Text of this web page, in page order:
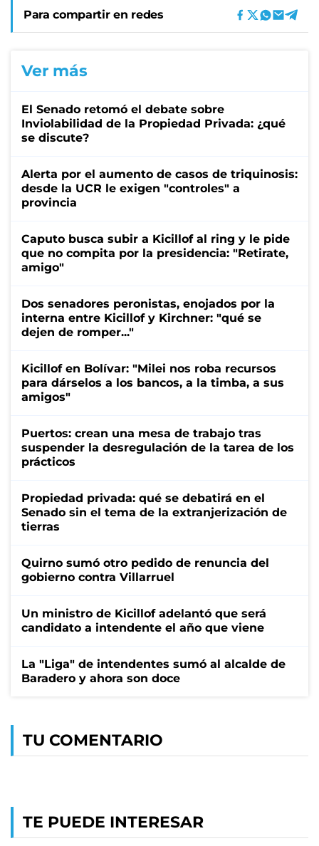
Para compartir en redes
Ver más
El Senado retomó el debate sobre
Inviolabilidad de la Propiedad Privada: ¿qué
se discute?
Alerta por el aumento de casos de triquinosis:
desde la UCR le exigen "controles" a
provincia
Caputo busca subir a Kicillof al ring y le pide
que no compita por la presidencia: "Retirate,
amigo"
Dos senadores peronistas, enojados por la
interna entre Kicillof y Kirchner: "qué se
dejen de romper..."
Kicillof en Bolívar: "Milei nos roba recursos
para dárselos a los bancos, a la timba, a sus
amigos"
Puertos: crean una mesa de trabajo tras
suspender la desregulación de la tarea de los
prácticos
Propiedad privada: qué se debatirá en el
Senado sin el tema de la extranjerización de
tierras
Quirno sumó otro pedido de renuncia del
gobierno contra Villarruel
Un ministro de Kicillof adelantó que será
candidato a intendente el año que viene
La "Liga" de intendentes sumó al alcalde de
Baradero y ahora son doce
TU COMENTARIO
TE PUEDE INTERESAR